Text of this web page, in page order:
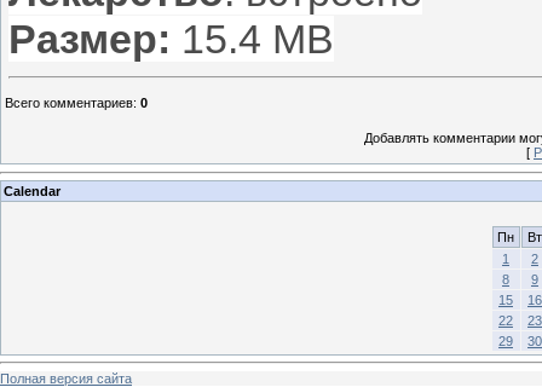
Размер: 15.4 MB
Всего комментариев: 0
Добавлять комментарии
[
Calendar
Пн
Вт
1
2
8
9
15
16
22
23
29
30
Полная версия сайта